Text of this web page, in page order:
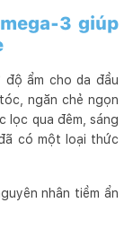
3 giúp
độ ẩm cho da đầu
ngăn chẻ ngọn
lọc qua đêm, sáng
có một loại thức
nhân tiềm ẩn